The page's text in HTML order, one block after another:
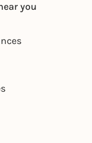
you